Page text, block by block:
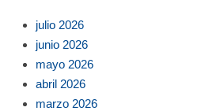
julio 2026
junio 2026
mayo 2026
abril 2026
marzo 2026